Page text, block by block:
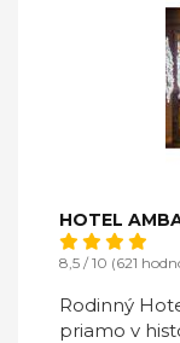
HOTEL
8,5 / 10 (621
Rodinný
priamo v